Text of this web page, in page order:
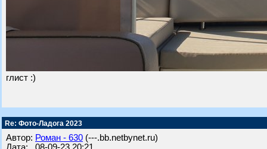
глист :)
Re: Фото-Ладога 2023
Автор: Роман - 630 (---.bb.netbynet.ru)